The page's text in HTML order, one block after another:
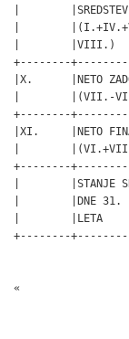
|
|
|        |VIII.)
+--------
|X.      |NETO
|        |(VII.-
+--------
|XI.     |NETO
|
+--------
|        |STANJE
|        |DNE 31.
|
+--------
«